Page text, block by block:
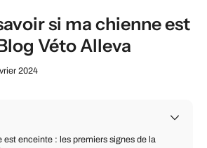
si ma chienne est
Véto Alleva
2024
est enceinte : les premiers signes de la